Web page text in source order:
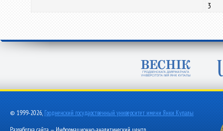
3
© 1999-2026, Гродненский государственный университет имени Янки Купалы